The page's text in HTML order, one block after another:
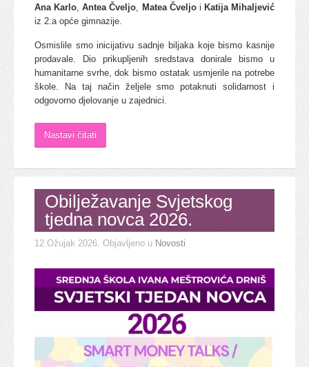
Ana Karlo ,Antea Čveljo Matea Čveljoi Katija Mihaljević
iz 2.a opće gimnazije.
Osmislile smo inicijativu sadnje biljaka koje bismo kasnije
prodavale. Dio prikupljenih sredstava donirale bismo u
humanitarne svrhe, dok bismo ostatak usmjerile na potrebe
škole. Na taj način željele smo potaknuti solidarnost i
odgovorno djelovanje u zajednici.
Nastavi čitati
Obilježavanje Svjetskog
tjedna novca 2026.
12 Ožujak 2026 . Objavljeno u Novosti